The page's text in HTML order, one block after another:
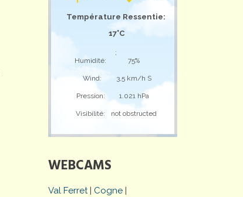
Température Ressentie:
17°C
;
Humidité:
75%
Wind: 3,5 km/h S
Pression: 1.021 hPa
Visibilité: not obstructed
WEBCAMS
Val Ferret| Cogne |